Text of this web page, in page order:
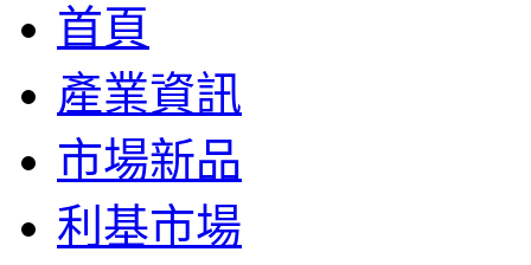
首頁
產業資訊
市場新品
利基市場